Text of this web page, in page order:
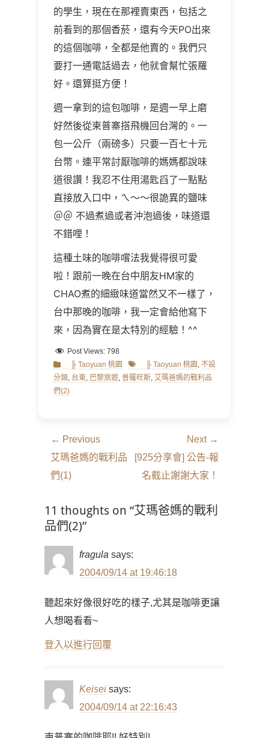
的學生，現在在那裡賣東西，包括之
前看到的那個香菸，還有今天PO出來
的這個咖啡，全都是他賣的。我們只
要打一通電話過去，他就會幫忙張羅
好。還算挺方便！
週一拿到的這包咖啡，是週一早上磨
好然後從柬普寨搭飛機回台灣的。一
包一公斤（兩磅多）只要一百七十元
台幣。連平常討厭咖啡的媽媽都說味
道很讚！我忍不住用湯匙舀了一點點
直接放入口中，ㄟ～～很詭異的鹽味
＠＠ 不過煮過或者沖泡過後，味道還
不錯哩！
這種土味的咖啡嚐法我覺得很可愛
啦！跟前一晚在台中朋友HM家的
CHAO煮的細緻味道當然又不一樣了，
台中那晚的咖啡，我一定會給他寫下
來，因為實在是太特別的經驗！^^
Post Views: 798
Categories
╠ Taoyuan 桃園 Tags ╠ Taoyuan 桃園 , 不設
分類, 台東, 巴黎旅遊, 普羅旺斯, 艾瑪爸媽的戰利品
們(2)
文
章
導
覽
← Previous
Previous
post:
艾瑪爸媽的戰利品
們(1)
Next →
Next
post:
[925分享會] 公告-報
名截止謝謝大家！
11 thoughts on “艾瑪爸媽的戰利
品們(2)”
fragula says:
2004/09/14 at 19:46:18
聽起來好像很好吃的樣子,尤其是咖啡更讓
人想喝看看~
登入以進行回覆
Keisei says:
2004/09/14 at 22:16:43